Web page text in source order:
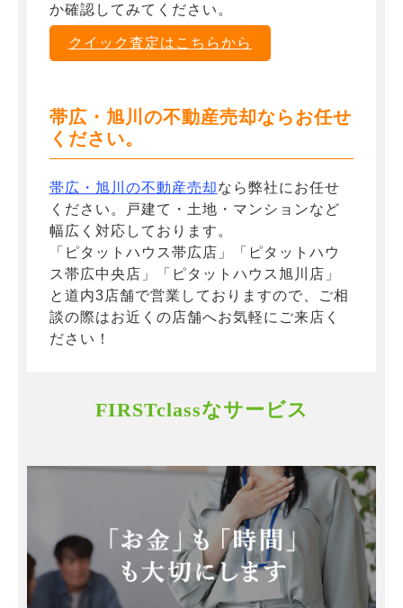
か確認してみてください。
クイック査定はこちらから
帯広・旭川の不動産売却ならお任せ
ください。
帯広・旭川の不動産売却なら弊社にお任せ
ください。戸建て・土地・マンションなど
幅広く対応しております。
「ピタットハウス帯広店」「ピタットハウ
ス帯広中央店」「ピタットハウス旭川店」
と道内3店舗で営業しておりますので、ご相
談の際はお近くの店舗へお気軽にご来店く
ださい！
FIRSTclassなサービス